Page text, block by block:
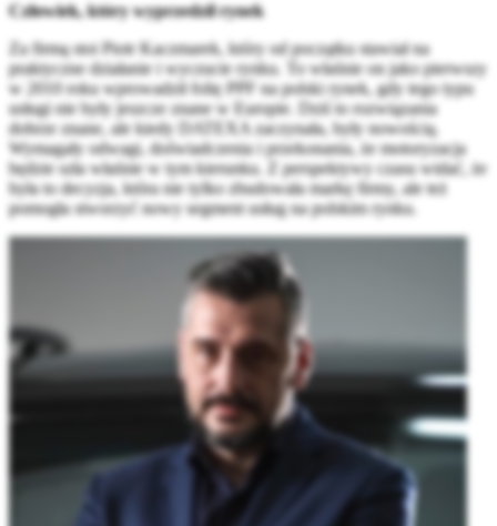
Człowiek, który wyprzedził rynek
Za firmą stoi Piotr Kaczmarek, który od początku stawiał na
praktyczne działanie i wyczucie rynku. To właśnie on jako pierwszy
w 2010 roku wprowadził folię PPF na polski rynek, gdy tego typu
usługi nie były jeszcze znane w Europie. Dziś to rozwiązania
dobrze znane, ale kiedy DATEXA zaczynała, były nowością.
Wymagały odwagi, doświadczenia i przekonania, że motoryzacja
będzie szła właśnie w tym kierunku. Z perspektywy czasu widać, że
była to decyzja, która nie tylko zbudowała markę firmy, ale też
pomogła stworzyć nowy segment usług na polskim rynku.